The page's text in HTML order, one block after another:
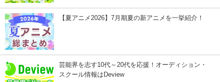
【夏アニメ2026】7月期夏の新アニメを一挙紹介！
芸能界を志す10代～20代を応援！オーディション・
スクール情報はDeview